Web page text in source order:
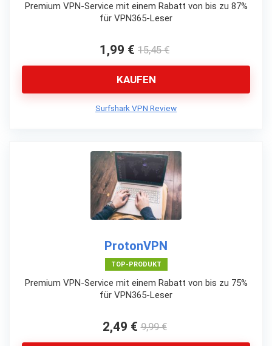
Premium VPN-Service mit einem Rabatt von bis zu 87%
für VPN365-Leser
1,99 € 15,45 €
KAUFEN
Surfshark VPN Review
ProtonVPN
TOP-PRODUKT
Premium VPN-Service mit einem Rabatt von bis zu 75%
für VPN365-Leser
2,49 € 9,99 €